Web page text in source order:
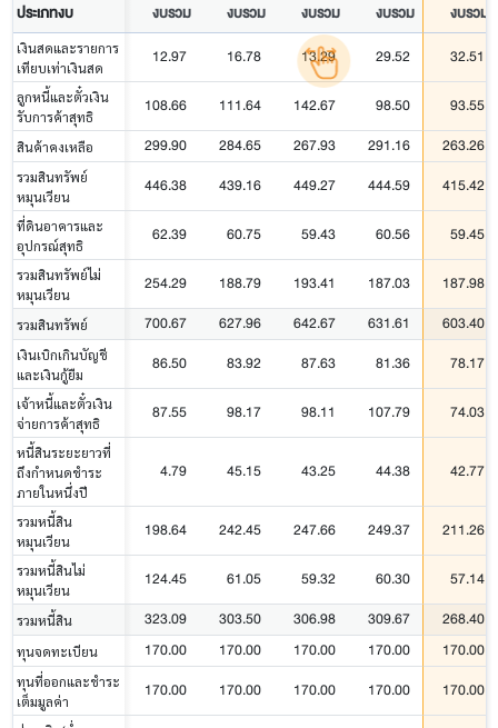
ประเภทงบ งบรวม งบรวม งบรวม งบรวม งบรวม
เงินสดและรายการ
เทียบเท่าเงินสด
12.97 16.78 13.29 29.52 32.51
ลูกหนี้และตั๋วเงิน
รับการค้าสุทธิ
108.66 111.64 142.67 98.50 93.55
สินค้าคงเหลือ 299.90 284.65 267.93 291.16 263.26
รวมสินทรัพย์
หมุนเวียน
446.38 439.16 449.27 444.59 415.42
ที่ดินอาคารและ
อุปกรณ์สุทธิ
62.39 60.75 59.43 60.56 59.45
รวมสินทรัพย์ไม่
หมุนเวียน
254.29 188.79 193.41 187.03 187.98
รวมสินทรัพย์ 700.67 627.96 642.67 631.61 603.40
เงินเบิกเกินบัญชี
และเงินกู้ยืม
86.50 83.92 87.63 81.36 78.17
เจ้าหนี้และตั๋วเงิน
จ่ายการค้าสุทธิ
87.55 98.17 98.11 107.79 74.03
หนี้สินระยะยาวที่
ถึงกำหนดชำระ
ภายในหนึ่งปี
4.79 45.15 43.25 44.38 42.77
รวมหนี้สิน
หมุนเวียน
198.64 242.45 247.66 249.37 211.26
รวมหนี้สินไม่
หมุนเวียน
124.45 61.05 59.32 60.30 57.14
รวมหนี้สิน 323.09 303.50 306.98 309.67 268.40
ทุนจดทะเบียน 170.00 170.00 170.00 170.00 170.00
ทุนที่ออกและชำระ
เต็มมูลค่า
170.00 170.00 170.00 170.00 170.00